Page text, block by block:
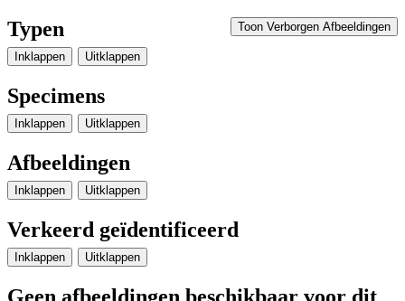
Toon Verborgen Afbeeldingen
Typen
Inklappen Uitklappen
Specimens
Inklappen Uitklappen
Afbeeldingen
Inklappen Uitklappen
Verkeerd geïdentificeerd
Inklappen Uitklappen